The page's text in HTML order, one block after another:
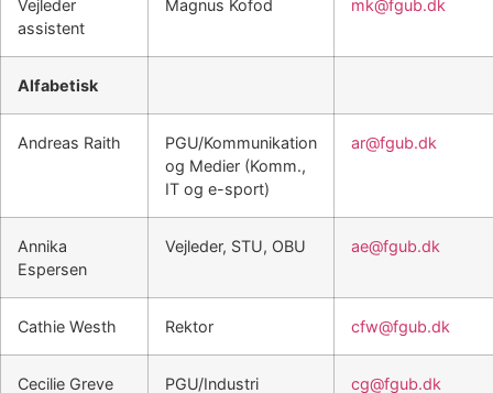
Vejleder
assistent
Magnus Kofod mk@fgub.dk
Alfabetisk
Andreas Raith
PGU/Kommunikation
og Medier (Komm.,
IT og e-sport)
ar@fgub.dk
Annika
Espersen
Vejleder, STU, OBU ae@fgub.dk
Cathie Westh Rektor cfw@fgub.dk
Cecilie Greve PGU/Industri cg@fgub.dk